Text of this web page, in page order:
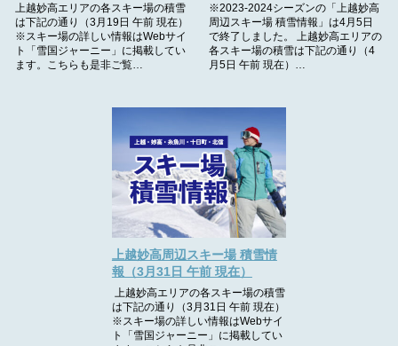
上越妙高エリアの各スキー場の積雪
は下記の通り（3月19日 午前 現在）
※スキー場の詳しい情報はWebサイ
ト「雪国ジャーニー」に掲載してい
ます。こちらも是非ご覧…
※2023-2024シーズンの「上越妙高
周辺スキー場 積雪情報」は4月5日
で終了しました。 上越妙高エリアの
各スキー場の積雪は下記の通り（4
月5日 午前 現在）…
上越妙高周辺スキー場 積雪情
報（3月31日 午前 現在）
上越妙高エリアの各スキー場の積雪
は下記の通り（3月31日 午前 現在）
※スキー場の詳しい情報はWebサイ
ト「雪国ジャーニー」に掲載してい